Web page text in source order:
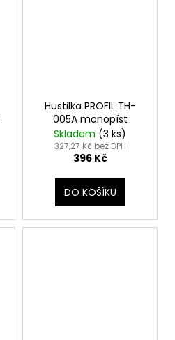
Hustilka PROFIL TH-
005A monopíst
Skladem (3 ks)
327,27 Kč bez DPH
396 Kč
DO KOŠÍKU